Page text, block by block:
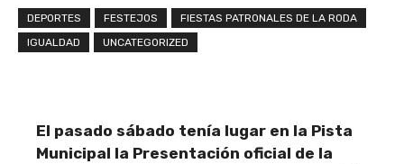
DEPORTES FESTEJOS
FIESTAS PATRONALES DE LA RODA
IGUALDAD
UNCATEGORIZED
El pasado sábado tenía lugar en la Pista
Municipal la Presentación oficial de la